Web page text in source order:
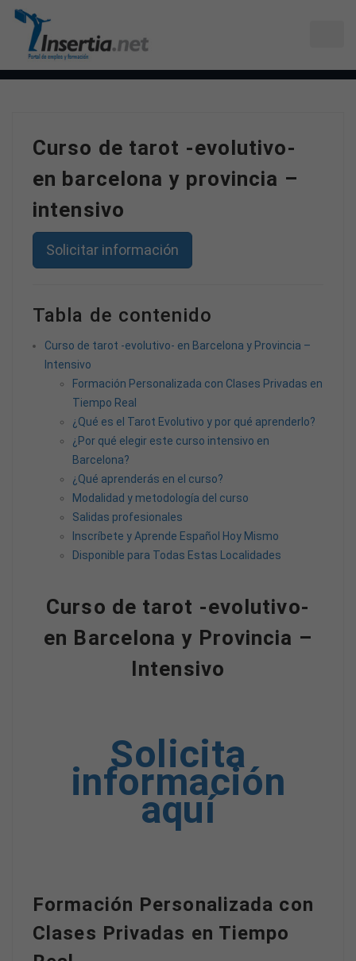
Curso de tarot -evolutivo-
en barcelona y provincia –
intensivo
Solicitar información
Tabla de contenido
Curso de tarot -evolutivo- en Barcelona y Provincia –
Intensivo
Formación Personalizada con Clases Privadas en
Tiempo Real
¿Qué es el Tarot Evolutivo y por qué aprenderlo?
¿Por qué elegir este curso intensivo en
Barcelona?
¿Qué aprenderás en el curso?
Modalidad y metodología del curso
Salidas profesionales
Inscríbete y Aprende Español Hoy Mismo
Disponible para Todas Estas Localidades
Curso de tarot -evolutivo-
en Barcelona y Provincia –
Intensivo
Solicita
información
aquí
Formación Personalizada con
Clases Privadas en Tiempo